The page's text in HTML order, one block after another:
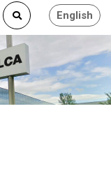
English